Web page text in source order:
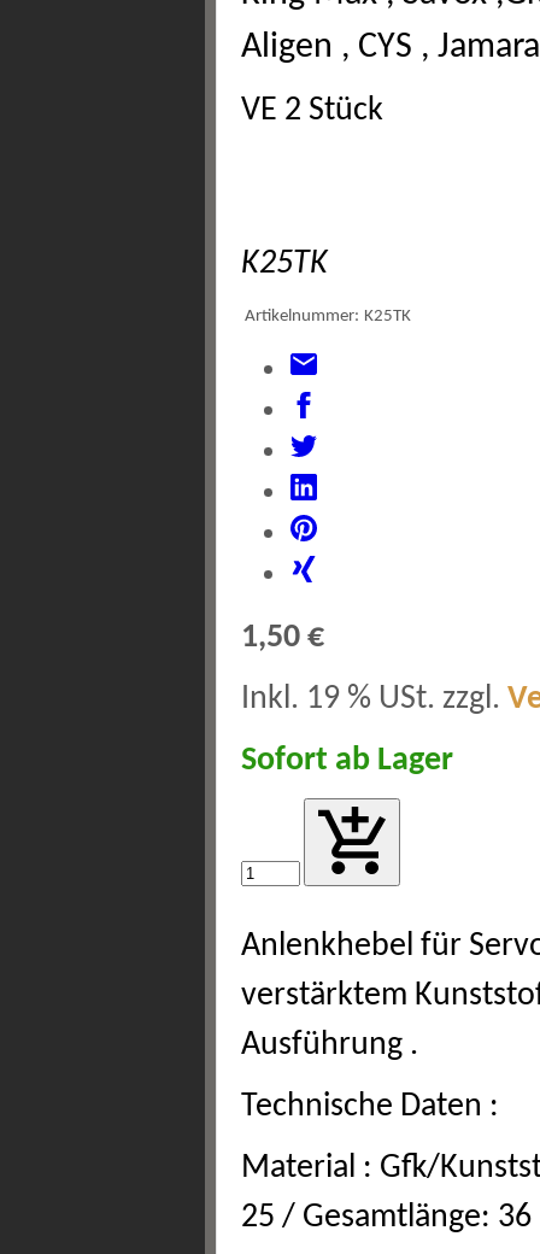
Aligen , CYS ,
VE 2 Stück
K25TK
Artikelnummer: K25TK
1,50 €
Inkl. 19 % USt. zzgl.
Sofort ab Lager
Anlenkhebel für
verstärktem
Ausführung .
Technische Daten :
Material : Gfk/
25 / Gesamtlänge: